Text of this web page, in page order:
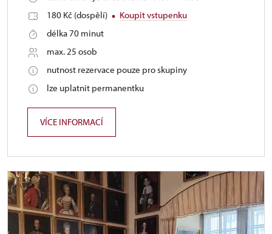
180 Kč (dospělí)
Koupit vstupenku
délka 70 minut
max. 25 osob
nutnost rezervace pouze pro skupiny
lze uplatnit permanentku
VÍCE INFORMACÍ